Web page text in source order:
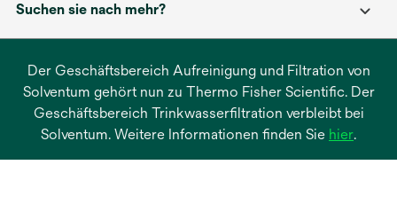
Suchen sie nach mehr?
Der Geschäftsbereich Aufreinigung und Filtration von
Solventum gehört nun zu Thermo Fisher Scientific. Der
Geschäftsbereich Trinkwasserfiltration verbleibt bei
Solventum. Weitere Informationen finden Sie hierwird
.